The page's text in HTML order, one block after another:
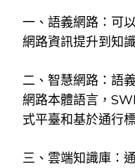
一、語義網路：可
網路資訊提升到知
二、智慧網路：語
網路本體語言，
式平臺和基於通行
三、雲端知識庫：